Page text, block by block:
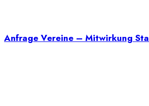
Anfrage Vereine – Mitwirkung